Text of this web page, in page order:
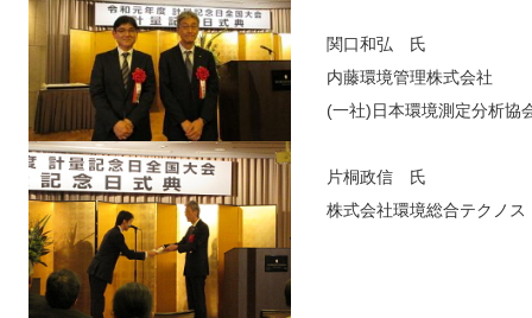
関口和弘 氏
内藤環境管理株式会社
(一社)日本環境測定分析協
片桐政信 氏
株式会社環境総合テクノス